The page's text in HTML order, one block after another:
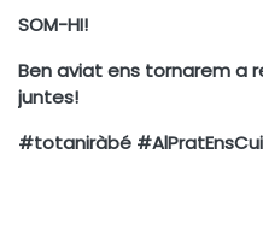
SOM-HI!
Ben aviat ens tornarem a
juntes!
#totaniràbé